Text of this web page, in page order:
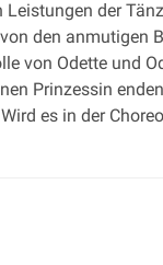
der
den anmutigen
von Odette und
Prinzessin
es in der